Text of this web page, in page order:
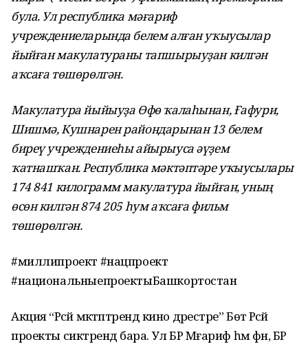
була. Ул республика мәғариф
учреждениеларында белем алған уҡыусылар
йыйған макулатураны тапшырыуҙан килгән
аҡсаға төшөрөлгән.
Макулатура йыйыуҙа Өфө ҡалаһынан, Ғафури,
Шишмә, Кушнарен райондарынан 13 белем
биреү учреждениеһы айырыуса әүҙем
ҡатнашҡан. Республика мәктәптәре уҡыусылары
174 841 килограмм макулатура йыйған, уның
өсөн килгән 874 205 һум аҡсаға фильм
төшөрөлгән.
#миллипроект #нацпроект
#национальныепроектыБашкортостан
Акция “Рәсәй мәктәптәрендә кино дәрестәре” Бөтә Рәсәй
проекты сиктәрендә бара. Ул БР Мәғариф һәм фән, БР